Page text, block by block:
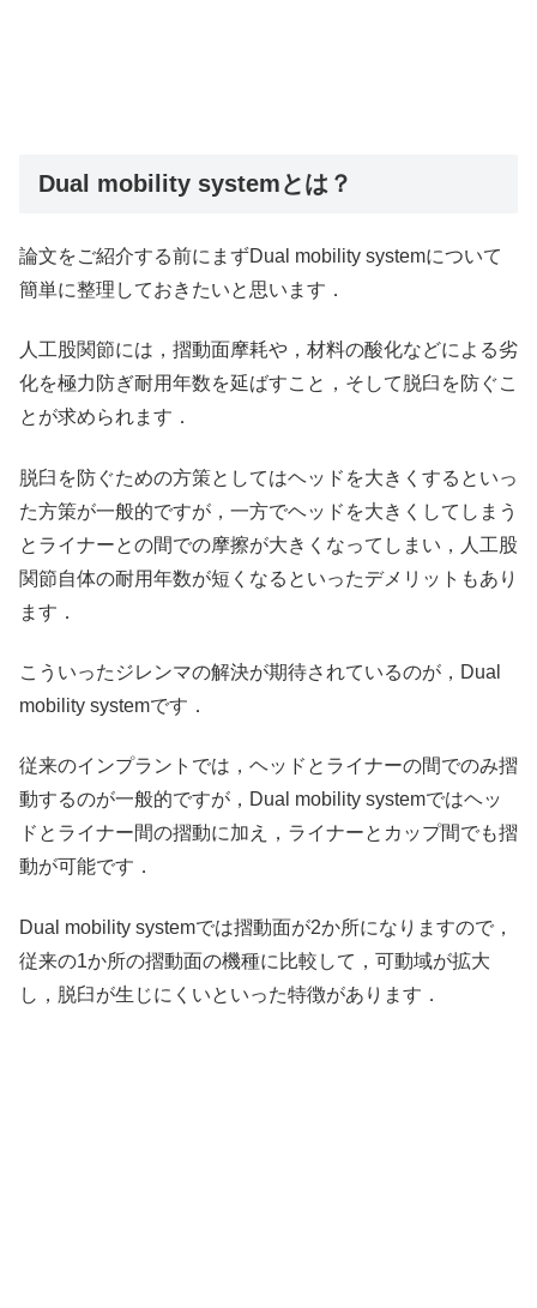
Dual mobility systemとは？
論文をご紹介する前にまずDual mobility systemについて
簡単に整理しておきたいと思います．
人工股関節には，摺動面摩耗や，材料の酸化などによる劣
化を極力防ぎ耐用年数を延ばすこと，そして脱臼を防ぐこ
とが求められます．
脱臼を防ぐための方策としてはヘッドを大きくするといっ
た方策が一般的ですが，一方でヘッドを大きくしてしまう
とライナーとの間での摩擦が大きくなってしまい，人工股
関節自体の耐用年数が短くなるといったデメリットもあり
ます．
こういったジレンマの解決が期待されているのが，Dual
mobility systemです．
従来のインプラントでは，ヘッドとライナーの間でのみ摺
動するのが一般的ですが，Dual mobility systemではヘッ
ドとライナー間の摺動に加え，ライナーとカップ間でも摺
動が可能です．
Dual mobility systemでは摺動面が2か所になりますので，
従来の1か所の摺動面の機種に比較して，可動域が拡大
し，脱臼が生じにくいといった特徴があります．